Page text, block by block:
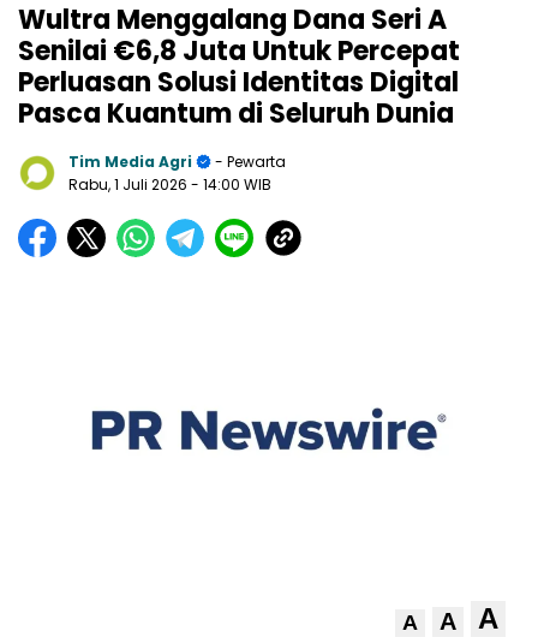
Wultra Menggalang Dana Seri A
Senilai €6,8 Juta Untuk Percepat
Perluasan Solusi Identitas Digital
Pasca Kuantum di Seluruh Dunia
Tim Media Agri
- Pewarta
Rabu, 1 Juli 2026 - 14:00 WIB
A A A